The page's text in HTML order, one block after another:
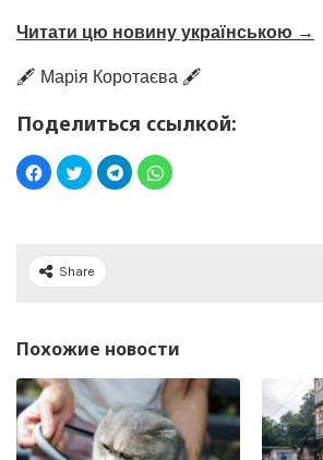
Читати цю новину українською →
🖋️ Марія Коротаєва 🖋️
Поделиться ссылкой:
Share
Похожие новости